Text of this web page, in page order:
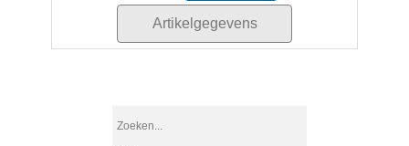
Artikelgegevens